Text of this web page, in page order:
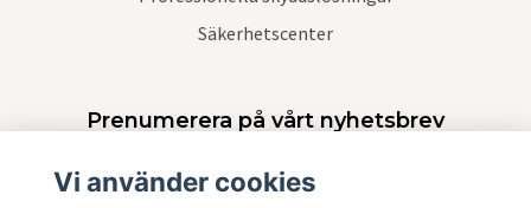
Säkerhetscenter
Prenumerera på vårt nyhetsbrev
Vi använder cookies